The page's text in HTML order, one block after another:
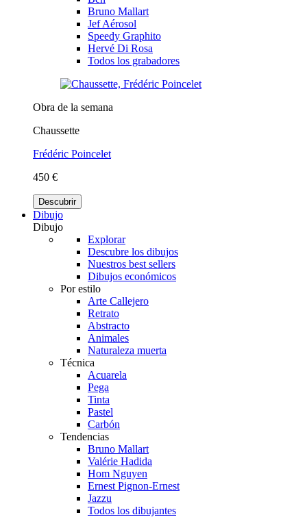
Bruno Mallart
Jef Aérosol
Speedy Graphito
Hervé Di Rosa
Todos los grabadores
Obra de la semana
Chaussette
Frédéric Poincelet
450 €
Descubrir
Dibujo
Dibujo
Explorar
Descubre los dibujos
Nuestros best sellers
Dibujos económicos
Por estilo
Arte Callejero
Retrato
Abstracto
Animales
Naturaleza muerta
Técnica
Acuarela
Pega
Tinta
Pastel
Carbón
Tendencias
Bruno Mallart
Valérie Hadida
Hom Nguyen
Ernest Pignon-Ernest
Jazzu
Todos los dibujantes